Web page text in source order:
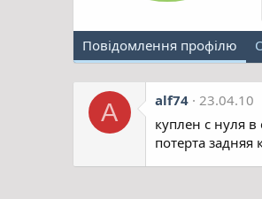
Повідомлення профілю
A alf74 23.04.10
куплен с нуля
потерта